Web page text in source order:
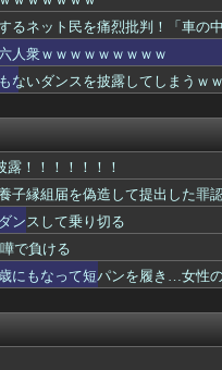
に行くことも支援になる」
ど映画出たり写真集出しまし...
くっている所を撮られて...
事がバレてしまう
ｗｗｗｗ
れｗｗｗｗｗ
たらこうなるwww
神栖市長 県選挙管理委員会...
きて6人死亡
ｗｗｗｗｗ❤
当たり前ｗ」
するんや
ネット民を痛烈批判！「車の中
人衆ｗｗｗｗｗｗｗｗｗ
ないダンスを披露してしまうｗ
露！！！！！！！
縁組届を偽造して提出した罪
ンスして乗り切る
で負ける
にもなって短パンを履き…女